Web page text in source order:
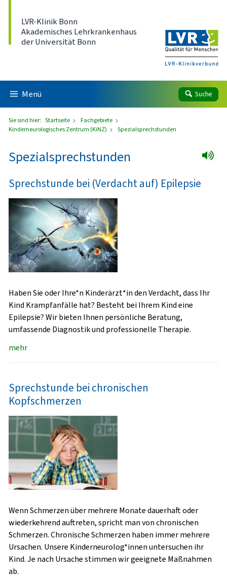
LVR-Klinik Bonn
Akademisches Lehrkrankenhaus
der Universität Bonn
Menü Suche
Sie sind hier: Startseite
Fachgebiete
Kinderneurologisches Zentrum (KiNZ)
Spezialsprechstunden
Spezialsprechstunden
Sprechstunde bei (Verdacht auf) Epilepsie
Haben Sie oder Ihre*n Kinderärzt*in den Verdacht, dass Ihr
Kind Krampfanfälle hat? Besteht bei Ihrem Kind eine
Epilepsie? Wir bieten Ihnen persönliche Beratung,
umfassende Diagnostik und professionelle Therapie.
mehr
Sprechstunde bei chronischen
Kopfschmerzen
Wenn Schmerzen über mehrere Monate dauerhaft oder
wiederkehrend auftreten, spricht man von chronischen
Schmerzen. Chronische Schmerzen haben immer mehrere
Ursachen. Unsere Kinderneurolog*innen untersuchen ihr
Kind. Je nach Ursache stimmen wir geeignete Maßnahmen
ab.